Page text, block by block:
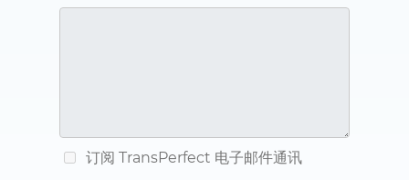
订阅 TransPerfect 电子邮件通讯